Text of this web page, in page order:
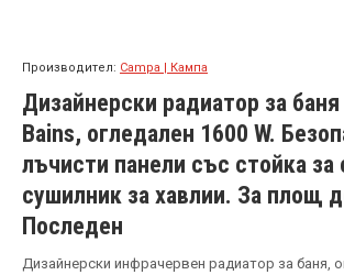
Производител: Campa | Кампа
Дизайнерски радиатор за баня
Bains, огледален 1600 W.
лъчисти панели със стойка за
сушилник за хавлии. За площ
Последен
Дизайнерски инфрачервен радиатор за баня,